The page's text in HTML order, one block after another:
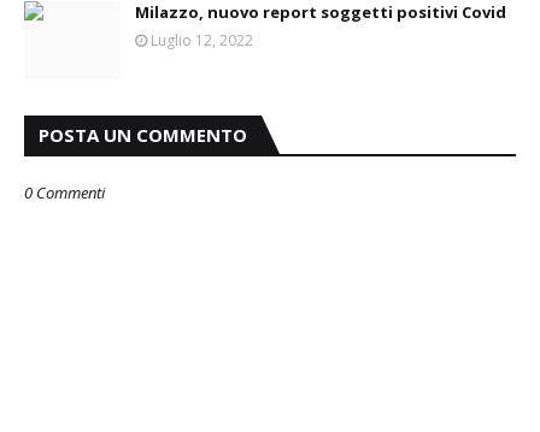
Milazzo, nuovo report soggetti positivi Covid
Luglio 12, 2022
POSTA UN COMMENTO
0 Commenti